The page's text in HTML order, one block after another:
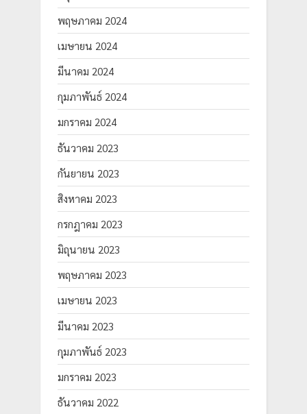
พฤษภาคม 2024
เมษายน 2024
มีนาคม 2024
กุมภาพันธ์ 2024
มกราคม 2024
ธันวาคม 2023
กันยายน 2023
สิงหาคม 2023
กรกฎาคม 2023
มิถุนายน 2023
พฤษภาคม 2023
เมษายน 2023
มีนาคม 2023
กุมภาพันธ์ 2023
มกราคม 2023
ธันวาคม 2022